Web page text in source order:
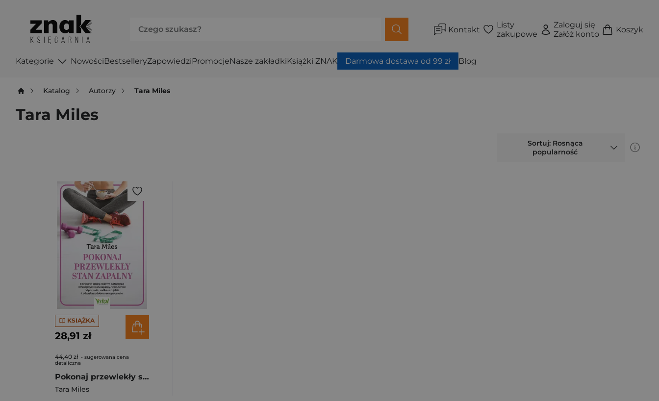
Kontakt
Listy
zakupowe
Zaloguj się
Załóż konto
Koszyk
Kategorie NowościBestselleryZapowiedziPromocjeNasze zakładkiKsiążki ZNAK Darmowa dostawa od 99 zł Blog
Katalog Autorzy Tara Miles
Tara Miles
Sortuj: Rosnąca
popularność
KSIĄŻKA
28,91 zł
44,40 zł - sugerowana cena
detaliczna
Pokonaj przewlekły stan zapalny. 8 kroków, dzięki którym naturalnie zmniejszysz stan zapalny, wzmocnisz odporność, zadbasz o jelita i odzyskasz dobre samopoczucie
Tara Miles